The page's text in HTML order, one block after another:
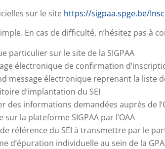
sur le site https://sigpaa.spge.be/
En cas de difficulté, n’hésitez pas à
particulier sur le site de la SIGPAA
électronique de confirmation
message électronique reprenant la liste
d’implantation du SEI
des informations demandées auprès de
sur la plateforme SIGPAA par l’OAA
référence du SEI à transmettre par le
d’épuration individuelle au sein de la